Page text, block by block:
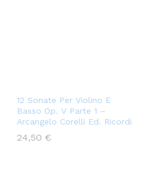
12 Sonate Per Violino E
Basso Op. V Parte 1 –
Arcangelo Corelli Ed. Ricordi
24,50 €